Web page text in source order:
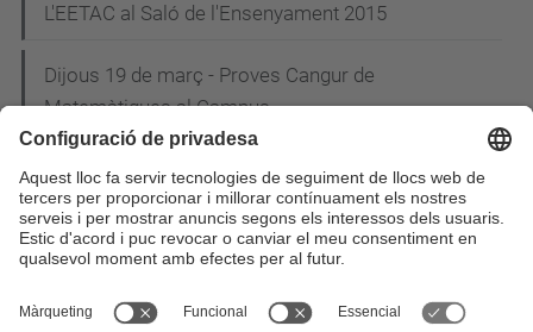
L'EETAC al Saló de l'Ensenyament 2015
Dijous 19 de març - Proves Cangur de
Matemàtiques al Campus
Un professor de l'EETAC i la seva start-up presenta
una app de salut al MWC15
12 de Març - Conferència a càrrec del comandant
Denis Koelh